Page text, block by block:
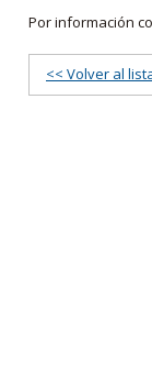
Por información
<< Volver al